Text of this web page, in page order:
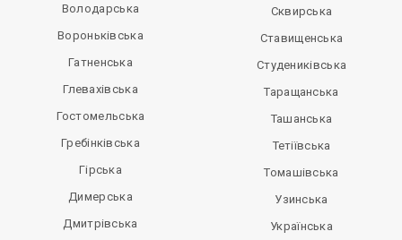
Володарська
Вороньківська
Гатненська
Глевахівська
Гостомельська
Гребінківська
Гірська
Димерська
Дмитрівська
Сквирська
Ставищенська
Студениківська
Таращанська
Ташанська
Тетіївська
Томашівська
Узинська
Українська